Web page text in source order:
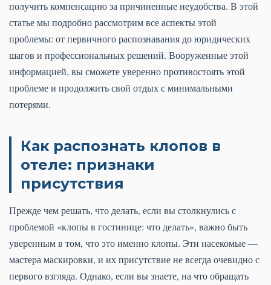
получить компенсацию за причиненные неудобства. В этой
статье мы подробно рассмотрим все аспекты этой
проблемы: от первичного распознавания до юридических
шагов и профессиональных решений. Вооруженные этой
информацией, вы сможете уверенно противостоять этой
проблеме и продолжить свой отдых с минимальными
потерями.
Как распознать клопов в
отеле: признаки
присутствия
Прежде чем решать, что делать, если вы столкнулись с
проблемой «клопы в гостинице: что делать», важно быть
уверенным в том, что это именно клопы. Эти насекомые —
мастера маскировки, и их присутствие не всегда очевидно с
первого взгляда. Однако, если вы знаете, на что обращать